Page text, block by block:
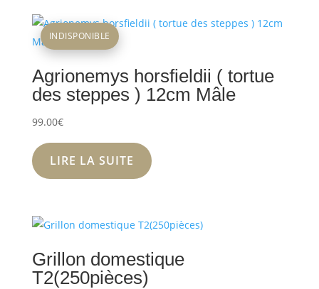
Agrionemys horsfieldii ( tortue
des steppes ) 12cm Mâle
99.00€
INDISPONIBLE
LIRE LA SUITE
Grillon domestique
T2(250pièces)